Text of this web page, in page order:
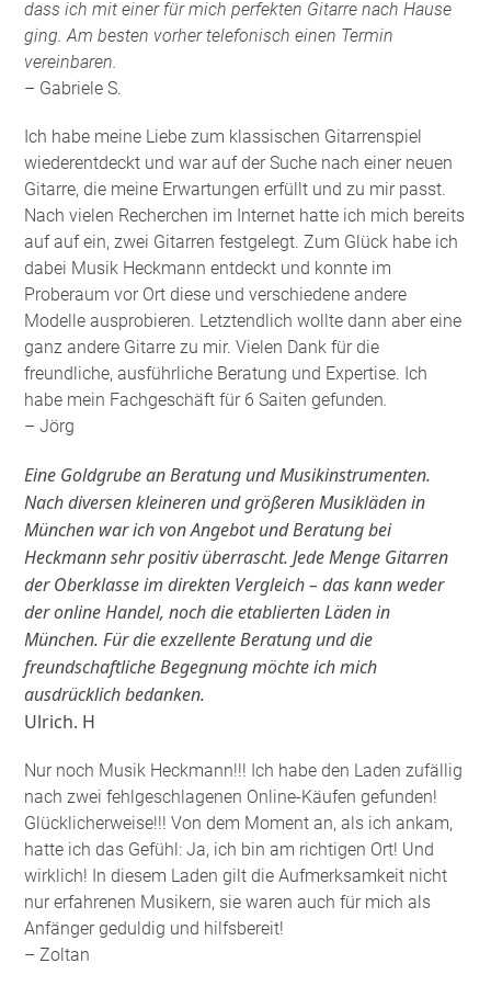
dass ich mit einer für mich perfekten Gitarre nach Hause
ging. Am besten vorher telefonisch einen Termin
vereinbaren.
– Gabriele S.
Ich habe meine Liebe zum klassischen Gitarrenspiel
wiederentdeckt und war auf der Suche nach einer neuen
Gitarre, die meine Erwartungen erfüllt und zu mir passt.
Nach vielen Recherchen im Internet hatte ich mich bereits
auf auf ein, zwei Gitarren festgelegt. Zum Glück habe ich
dabei Musik Heckmann entdeckt und konnte im
Proberaum vor Ort diese und verschiedene andere
Modelle ausprobieren. Letztendlich wollte dann aber eine
ganz andere Gitarre zu mir. Vielen Dank für die
freundliche, ausführliche Beratung und Expertise. Ich
habe mein Fachgeschäft für 6 Saiten gefunden
– Jörg
Eine Goldgrube an Beratung und Musikinstrumenten.
Nach diversen kleineren und größeren Musikläden in
München war ich von Angebot und Beratung bei
Heckmann sehr positiv überrascht. Jede Menge Gitarren
der Oberklasse im direkten Vergleich – das kann weder
der online Handel, noch die etablierten Läden in
München. Für die exzellente Beratung und die
freundschaftliche Begegnung möchte ich mich
ausdrücklich bedanken.
Ulrich. H
Nur noch Musik Heckmann!!! Ich habe den Laden zufällig
nach zwei fehlgeschlagenen Online-Käufen gefunden!
Glücklicherweise!!! Von dem Moment an, als ich ankam,
hatte ich das Gefühl: Ja, ich bin am richtigen Ort! Und
wirklich! In diesem Laden gilt die Aufmerksamkeit nicht
nur erfahrenen Musikern, sie waren auch für mich als
Anfänger geduldig und hilfsbereit!
– Zoltan